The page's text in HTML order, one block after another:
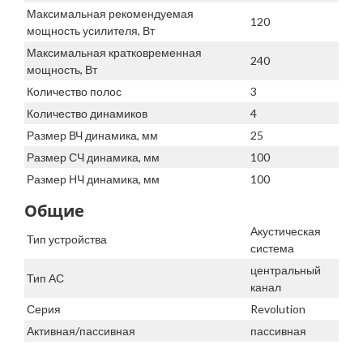
Максимальная рекомендуемая
мощность усилителя, Вт
120
Максимальная кратковременная
мощность, Вт
240
Количество полос
3
Количество динамиков
4
Размер ВЧ динамика, мм
25
Размер СЧ динамика, мм
100
Размер НЧ динамика, мм
100
Общие
Тип устройства
Акустическая
система
Тип АС
центральный
канал
Серия
Revolution
Активная/пассивная
пассивная